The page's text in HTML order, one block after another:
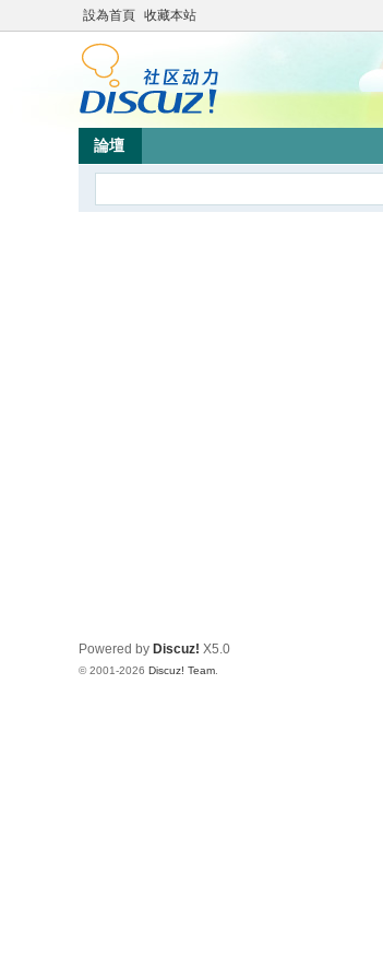
設為首頁 收藏本站
論壇
Powered by Discuz! X5.0
© 2001-2026 Discuz! Team